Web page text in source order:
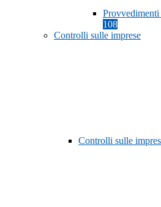
108
Controlli sulle imprese
Controlli sulle